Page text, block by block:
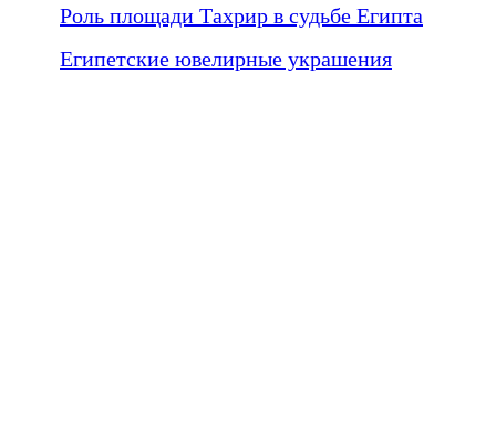
Роль площади Тахрир в судьбе Египта
Египетские ювелирные украшения